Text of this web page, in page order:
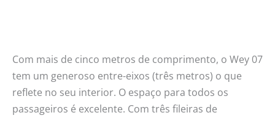
Com mais de cinco metros de comprimento, o Wey 07
tem um generoso entre-eixos (três metros) o que
reflete no seu interior. O espaço para todos os
passageiros é excelente. Com três fileiras de